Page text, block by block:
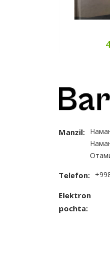
Manzil:
Telefon:
Elektron
pochta: